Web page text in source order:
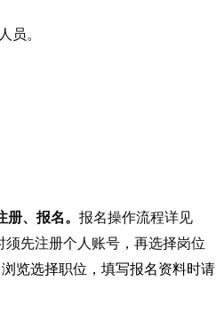
员。
册、报名。报名操作流程详见
须先注册个人账号，再选择岗位
览选择职位，填写报名资料时请